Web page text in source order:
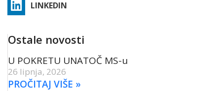
LINKEDIN
Ostale novosti
U POKRETU UNATOČ MS-u
26 lipnja, 2026
PROČITAJ VIŠE »